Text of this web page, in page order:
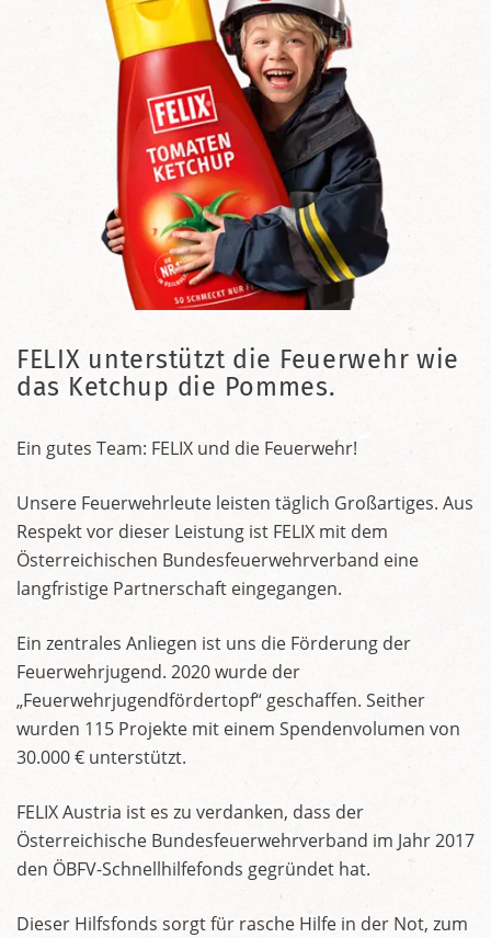
FELIX unterstützt die Feuerwehr wie
das Ketchup die Pommes.
Ein gutes Team: FELIX und die Feuerwehr!
Unsere Feuerwehrleute leisten täglich Großartiges. Aus
Respekt vor dieser Leistung ist FELIX mit dem
Österreichischen Bundesfeuerwehrverband eine
langfristige Partnerschaft eingegangen.
Ein zentrales Anliegen ist uns die Förderung der
Feuerwehrjugend. 2020 wurde der
„Feuerwehrjugendfördertopf“ geschaffen. Seither
wurden 115 Projekte mit einem Spendenvolumen von
30.000 € unterstützt.
FELIX Austria ist es zu verdanken, dass der
Österreichische Bundesfeuerwehrverband im Jahr 2017
den ÖBFV-Schnellhilfefonds gegründet hat.
Dieser Hilfsfonds sorgt für rasche Hilfe in der Not, zum